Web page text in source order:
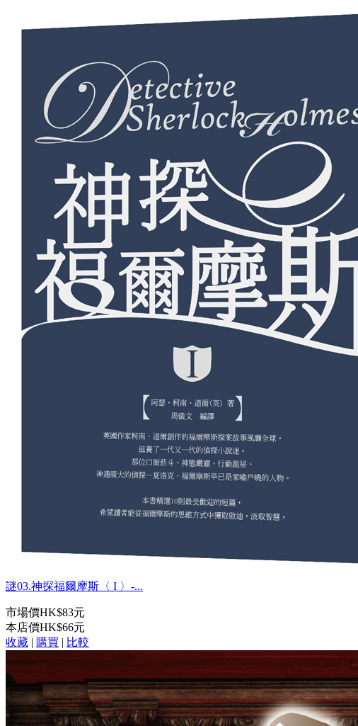
謎03.神探福爾摩斯〈 I 〉-...
市場價HK$83元
本店價HK$66元
收藏 | 購買 | 比較